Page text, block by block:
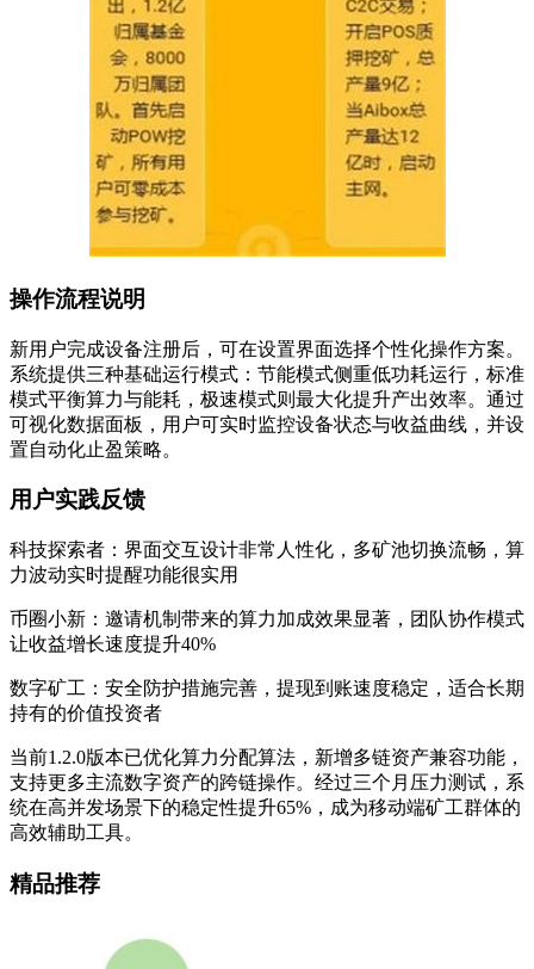
操作流程说明
新用户完成设备注册后，可在设置界面选择个性化操作方案。
系统提供三种基础运行模式：节能模式侧重低功耗运行，标准
模式平衡算力与能耗，极速模式则最大化提升产出效率。通过
可视化数据面板，用户可实时监控设备状态与收益曲线，并设
置自动化止盈策略。
用户实践反馈
科技探索者：界面交互设计非常人性化，多矿池切换流畅，算
力波动实时提醒功能很实用
币圈小新：邀请机制带来的算力加成效果显著，团队协作模式
让收益增长速度提升40%
数字矿工：安全防护措施完善，提现到账速度稳定，适合长期
持有的价值投资者
当前1.2.0版本已优化算力分配算法，新增多链资产兼容功能，
支持更多主流数字资产的跨链操作。经过三个月压力测试，系
统在高并发场景下的稳定性提升65%，成为移动端矿工群体的
高效辅助工具。
精品推荐